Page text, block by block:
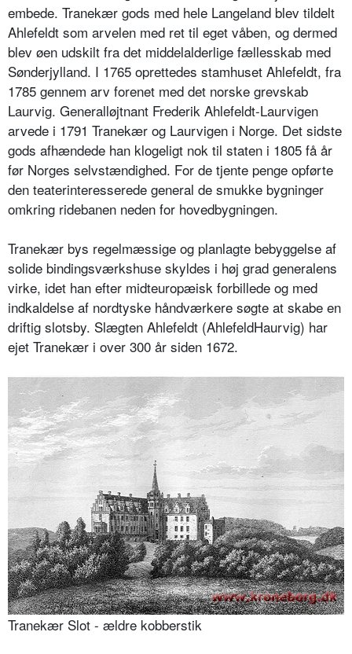
embede. Tranekær gods med hele Langeland blev tildelt
Ahlefeldt som arvelen med ret til eget våben, og dermed
blev øen udskilt fra det middelalderlige fællesskab med
Sønderjylland. I 1765 oprettedes stamhuset Ahlefeldt, fra
1785 gennem arv forenet med det norske grevskab
Laurvig. Generalløjtnant Frederik Ahlefeldt-Laurvigen
arvede i 1791 Tranekær og Laurvigen i Norge. Det sidste
gods afhændede han klogeligt nok til staten i 1805 få år
før Norges selvstændighed. For de tjente penge opførte
den teaterinteresserede general de smukke bygninger
omkring ridebanen neden for hovedbygningen.
Tranekær bys regelmæssige og planlagte bebyggelse af
solide bindingsværkshuse skyldes i høj grad generalens
virke, idet han efter midteuropæisk forbillede og med
indkaldelse af nordtyske håndværkere søgte at skabe en
driftig slotsby. Slægten Ahlefeldt (AhlefeldHaurvig) har
ejet Tranekær i over 300 år siden 1672.
Tranekær Slot - ældre kobberstik